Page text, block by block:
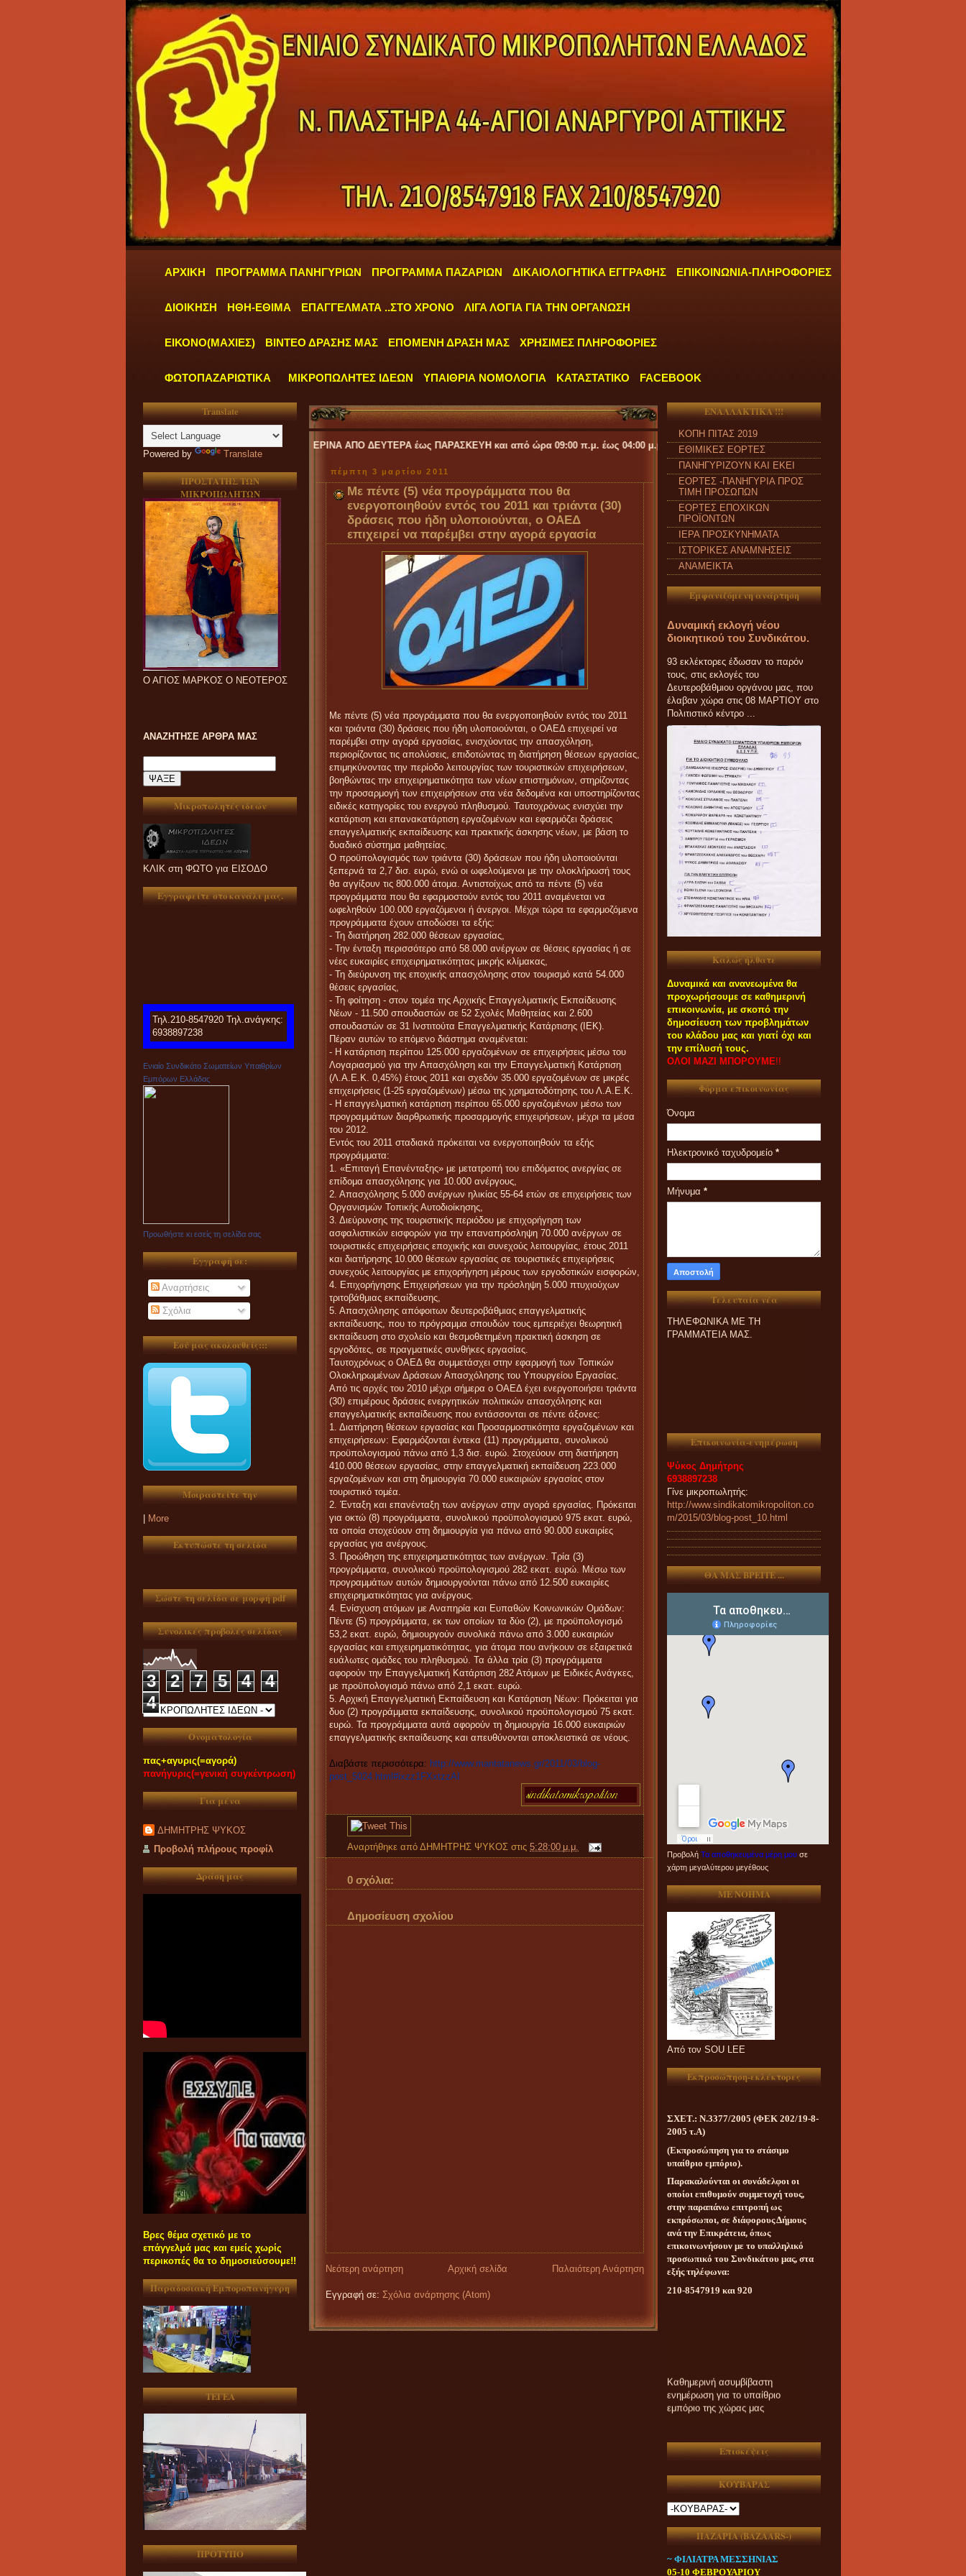
ΑΡΧΙΚΗ ΠΡΟΓΡΑΜΜΑ ΠΑΝΗΓΥΡΙΩΝ ΠΡΟΓΡΑΜΜΑ ΠΑΖΑΡΙΩΝ ΔΙΚΑΙΟΛΟΓΗΤΙΚΑ ΕΓΓΡΑΦΗΣ ΕΠΙΚΟΙΝΩΝΙΑ-ΠΛΗΡΟΦΟΡΙΕΣ
ΔΙΟΙΚΗΣΗ ΗΘΗ-ΕΘΙΜΑ ΕΠΑΓΓΕΛΜΑΤΑ ..ΣΤΟ ΧΡΟΝΟ ΛΙΓΑ ΛΟΓΙΑ ΓΙΑ ΤΗΝ ΟΡΓΑΝΩΣΗ
ΕΙΚΟΝΟ(ΜΑΧΙΕΣ) ΒΙΝΤΕΟ ΔΡΑΣΗΣ ΜΑΣ ΕΠΟΜΕΝΗ ΔΡΑΣΗ ΜΑΣ ΧΡΗΣΙΜΕΣ ΠΛΗΡΟΦΟΡΙΕΣ
ΦΩΤΟΠΑΖΑΡΙΩΤΙΚΑ ΜΙΚΡΟΠΩΛΗΤΕΣ ΙΔΕΩΝ ΥΠΑΙΘΡΙΑ ΝΟΜΟΛΟΓΙΑ ΚΑΤΑΣΤΑΤΙΚΟ FACEBOOK
Translate
Powered by Translate
ΠΡΟΣΤΑΤΗΣ ΤΩΝ
ΜΙΚΡΟΠΩΛΗΤΩΝ
Ο ΑΓΙΟΣ ΜΑΡΚΟΣ Ο ΝΕΟΤΕΡΟΣ
ΑΝΑΖΗΤΗΣΕ ΑΡΘΡΑ ΜΑΣ
Μικροπωλητές ιδεών
ΚΛΙΚ στη ΦΩΤΟ για ΕΙΣΟΔΟ
Εγγραφείτε στο κανάλι μας.
Τηλ.210-8547920 Τηλ.ανάγκης:
6938897238
Ενιαίο Συνδικάτο Σωματείων Υπαιθρίων
Εμπόρων Ελλάδας
Προωθήστε κι εσείς τη σελίδα σας
Εγγραφή σε:
Αναρτήσεις
Σχόλια
Εσύ μας ακολουθείς:::
Μοιραστείτε την
More
Εκτυπώστε τη σελίδα
Σώστε τη σελίδα σε μορφή pdf
Συνολικές προβολές σελίδας
3 2 7 5 4
4
4
Ονοματολογία
πας+αγυρις(=αγορά)
πανήγυρις(=γενική συγκέντρωση)
Για μένα
ΔΗΜΗΤΡΗΣ ΨΥΚΟΣ
Προβολή πλήρους προφίλ
Δράση μας
Βρες θέμα σχετικό με το
επάγγελμά μας και εμείς χωρίς
περικοπές θα το δημοσιεύσουμε!!
Παραδοσιακή Εμποροπανήγυρη
ΤΕΓΕΑ
ΠΡΟΤΥΠΟ
ΤΑ ΓΡΑΦΕΙΑ ΜΑΣ ΛΕΙΤΟΥΡΓΟΥΝ ΚΑΘΗΜΕΡΙΝΑ ΑΠΟ ΔΕΥΤΕΡΑ έως ΠΑΡΑΣΚΕΥΗ και από ώρα 09:00 π.μ. έως 04:00 μ.μ.''
πέμπτη 3 μαρτίου 2011
Με πέντε (5) νέα προγράμματα που θα
ενεργοποιηθούν εντός του 2011 και τριάντα (30)
δράσεις που ήδη υλοποιούνται, ο ΟΑΕΔ
επιχειρεί να παρέμβει στην αγορά εργασία
Με πέντε (5) νέα προγράμματα που θα ενεργοποιηθούν εντός του 2011
και τριάντα (30) δράσεις που ήδη υλοποιούνται, ο ΟΑΕΔ επιχειρεί να
παρέμβει στην αγορά εργασίας, ενισχύοντας την απασχόληση,
περιορίζοντας τις απολύσεις, επιδοτώντας τη διατήρηση θέσεων εργασίας,
επιμηκύνοντας την περίοδο λειτουργίας των τουριστικών επιχειρήσεων,
βοηθώντας την επιχειρηματικότητα των νέων επιστημόνων, στηρίζοντας
την προσαρμογή των επιχειρήσεων στα νέα δεδομένα και υποστηρίζοντας
ειδικές κατηγορίες του ενεργού πληθυσμού. Ταυτοχρόνως ενισχύει την
κατάρτιση και επανακατάρτιση εργαζομένων και εφαρμόζει δράσεις
επαγγελματικής εκπαίδευσης και πρακτικής άσκησης νέων, με βάση το
δυαδικό σύστημα μαθητείας.
Ο προϋπολογισμός των τριάντα (30) δράσεων που ήδη υλοποιούνται
ξεπερνά τα 2,7 δισ. ευρώ, ενώ οι ωφελούμενοι με την ολοκλήρωσή τους
θα αγγίξουν τις 800.000 άτομα. Αντιστοίχως από τα πέντε (5) νέα
προγράμματα που θα εφαρμοστούν εντός του 2011 αναμένεται να
ωφεληθούν 100.000 εργαζόμενοι ή άνεργοι. Μέχρι τώρα τα εφαρμοζόμενα
προγράμματα έχουν αποδώσει τα εξής:
- Τη διατήρηση 282.000 θέσεων εργασίας,
- Την ένταξη περισσότερο από 58.000 ανέργων σε θέσεις εργασίας ή σε
νέες ευκαιρίες επιχειρηματικότητας μικρής κλίμακας,
- Τη διεύρυνση της εποχικής απασχόλησης στον τουρισμό κατά 54.000
θέσεις εργασίας,
- Τη φοίτηση - στον τομέα της Αρχικής Επαγγελματικής Εκπαίδευσης
Νέων - 11.500 σπουδαστών σε 52 Σχολές Μαθητείας και 2.600
σπουδαστών σε 31 Ινστιτούτα Επαγγελματικής Κατάρτισης (ΙΕΚ).
Πέραν αυτών το επόμενο διάστημα αναμένεται:
- Η κατάρτιση περίπου 125.000 εργαζομένων σε επιχειρήσεις μέσω του
Λογαριασμού για την Απασχόληση και την Επαγγελματική Κατάρτιση
(Λ.Α.Ε.Κ. 0,45%) έτους 2011 και σχεδόν 35.000 εργαζομένων σε μικρές
επιχειρήσεις (1-25 εργαζομένων) μέσω της χρηματοδότησης του Λ.Α.Ε.Κ.
- Η επαγγελματική κατάρτιση περίπου 65.000 εργαζομένων μέσω των
προγραμμάτων διαρθρωτικής προσαρμογής επιχειρήσεων, μέχρι τα μέσα
του 2012.
Εντός του 2011 σταδιακά πρόκειται να ενεργοποιηθούν τα εξής
προγράμματα:
1. «Επιταγή Επανένταξης» με μετατροπή του επιδόματος ανεργίας σε
επίδομα απασχόλησης για 10.000 ανέργους,
2. Απασχόλησης 5.000 ανέργων ηλικίας 55-64 ετών σε επιχειρήσεις των
Οργανισμών Τοπικής Αυτοδιοίκησης,
3. Διεύρυνσης της τουριστικής περιόδου με επιχορήγηση των
ασφαλιστικών εισφορών για την επαναπρόσληψη 70.000 ανέργων σε
τουριστικές επιχειρήσεις εποχικής και συνεχούς λειτουργίας, έτους 2011
και διατήρησης 10.000 θέσεων εργασίας σε τουριστικές επιχειρήσεις
συνεχούς λειτουργίας με επιχορήγηση μέρους των εργοδοτικών εισφορών,
4. Επιχορήγησης Επιχειρήσεων για την πρόσληψη 5.000 πτυχιούχων
τριτοβάθμιας εκπαίδευσης,
5. Απασχόλησης απόφοιτων δευτεροβάθμιας επαγγελματικής
εκπαίδευσης, που το πρόγραμμα σπουδών τους εμπεριέχει θεωρητική
εκπαίδευση στο σχολείο και θεσμοθετημένη πρακτική άσκηση σε
εργοδότες, σε πραγματικές συνθήκες εργασίας.
Ταυτοχρόνως ο ΟΑΕΔ θα συμμετάσχει στην εφαρμογή των Τοπικών
Ολοκληρωμένων Δράσεων Απασχόλησης του Υπουργείου Εργασίας.
Από τις αρχές του 2010 μέχρι σήμερα ο ΟΑΕΔ έχει ενεργοποιήσει τριάντα
(30) επιμέρους δράσεις ενεργητικών πολιτικών απασχόλησης και
επαγγελματικής εκπαίδευσης που εντάσσονται σε πέντε άξονες:
1. Διατήρηση θέσεων εργασίας και Προσαρμοστικότητα εργαζομένων και
επιχειρήσεων: Εφαρμόζονται έντεκα (11) προγράμματα, συνολικού
προϋπολογισμού πάνω από 1,3 δισ. ευρώ. Στοχεύουν στη διατήρηση
410.000 θέσεων εργασίας, στην επαγγελματική εκπαίδευση 223.000
εργαζομένων και στη δημιουργία 70.000 ευκαιριών εργασίας στον
τουριστικό τομέα.
2. Ένταξη και επανένταξη των ανέργων στην αγορά εργασίας. Πρόκειται
για οκτώ (8) προγράμματα, συνολικού προϋπολογισμού 975 εκατ. ευρώ,
τα οποία στοχεύουν στη δημιουργία για πάνω από 90.000 ευκαιρίες
εργασίας για ανέργους.
3. Προώθηση της επιχειρηματικότητας των ανέργων. Τρία (3)
προγράμματα, συνολικού προϋπολογισμού 282 εκατ. ευρώ. Μέσω των
προγραμμάτων αυτών δημιουργούνται πάνω από 12.500 ευκαιρίες
επιχειρηματικότητας για ανέργους.
4. Ενίσχυση ατόμων με Αναπηρία και Ευπαθών Κοινωνικών Ομάδων:
Πέντε (5) προγράμματα, εκ των οποίων τα δύο (2), με προϋπολογισμό
53,2 εκατ. ευρώ, δημιουργούν συνολικά πάνω από 3.000 ευκαιριών
εργασίας και επιχειρηματικότητας, για άτομα που ανήκουν σε εξαιρετικά
ευάλωτες ομάδες του πληθυσμού. Τα άλλα τρία (3) προγράμματα
αφορούν την Επαγγελματική Κατάρτιση 282 Ατόμων με Ειδικές Ανάγκες,
με προϋπολογισμό πάνω από 2,1 εκατ. ευρώ.
5. Αρχική Επαγγελματική Εκπαίδευση και Κατάρτιση Νέων: Πρόκειται για
δυο (2) προγράμματα εκπαίδευσης, συνολικού προϋπολογισμού 75 εκατ.
ευρώ. Τα προγράμματα αυτά αφορούν τη δημιουργία 16.000 ευκαιριών
επαγγελματικής εκπαίδευσης και απευθύνονται αποκλειστικά σε νέους.
Διαβάστε περισσότερα: http://www.mantatanews.gr/2011/03/blog-
post_5024.html#ixzz1FXxtzzAI
Αναρτήθηκε από ΔΗΜΗΤΡΗΣ ΨΥΚΟΣ στις 5:28:00 μ.μ.
0 σχόλια:
Δημοσίευση σχολίου
Νεότερη ανάρτηση Παλαιότερη Ανάρτηση
Αρχική σελίδα
Εγγραφή σε: Σχόλια ανάρτησης (Atom)
ΕΝΑΛΛΑΚΤΙΚΑ !!!
ΚΟΠΗ ΠΙΤΑΣ 2019
ΕΘΙΜΙΚΕΣ ΕΟΡΤΕΣ
ΠΑΝΗΓΥΡΙΖΟΥΝ ΚΑΙ ΕΚΕΙ
ΕΟΡΤΕΣ -ΠΑΝΗΓΥΡΙΑ ΠΡΟΣ
ΤΙΜΗ ΠΡΟΣΩΠΩΝ
ΕΟΡΤΕΣ ΕΠΟΧΙΚΩΝ
ΠΡΟΪΟΝΤΩΝ
ΙΕΡΑ ΠΡΟΣΚΥΝΗΜΑΤΑ
ΙΣΤΟΡΙΚΕΣ ΑΝΑΜΝΗΣΕΙΣ
ΑΝΑΜΕΙΚΤΑ
Εμφανιζόμενη ανάρτηση
Δυναμική εκλογή νέου
διοικητικού του Συνδικάτου.
93 εκλέκτορες έδωσαν το παρόν
τους, στις εκλογές του
Δευτεροβάθμιου οργάνου μας, που
έλαβαν χώρα στις 08 ΜΑΡΤΙΟΥ στο
Πολιτιστικό κέντρο ...
Καλώς ήλθατε
Δυναμικά και ανανεωμένα θα
προχωρήσουμε σε καθημερινή
επικοινωνία, με σκοπό την
δημοσίευση των προβλημάτων
του κλάδου μας και γιατί όχι και
την επίλυσή τους.
ΟΛΟΙ ΜΑΖΙ ΜΠΟΡΟΥΜΕ!!
Φόρμα επικοινωνίας
Όνομα
Ηλεκτρονικό ταχυδρομείο *
Μήνυμα *
Τελευταία νέα
2023 ΠΑΡΑΚΑΛΟΥΝΤΑΙ ΟΠΩΣ
ΕΠΙΚΟΙΝΩΝΟΥΝ
ΑΠΟΚΛΕΙΣΤΙΚΑ ΚΑΙ ΜΟΝΟ
ΤΗΛΕΦΩΝΙΚΑ ΜΕ ΤΗ
ΓΡΑΜΜΑΤΕΙΑ ΜΑΣ.
Επικοινωνία-ενημέρωση
Ψύκος Δημήτρης
6938897238
Γίνε μικροπωλητής:
http://www.sindikatomikropoliton.co
m/2015/03/blog-post_10.html
ΘΑ ΜΑΣ ΒΡΕΙΤΕ ...
Προβολή Τα αποθηκευμένα μέρη μου σε
χάρτη μεγαλύτερου μεγέθους
ME NOHMA
Aπό τον SOU LEE
Εκπροσώπηση-εκλέκτορες
ΣΧΕΤ.: Ν.3377/2005 (ΦΕΚ 202/19-8-
2005 τ.Α)
(Εκπροσώπηση για το στάσιμο
υπαίθριο εμπόριο).
Παρακαλούνται οι συνάδελφοι οι
οποίοι επιθυμούν συμμετοχή τους,
στην παραπάνω επιτροπή ως
εκπρόσωποι, σε διάφορους Δήμους
ανά την Επικράτεια, όπως
επικοινωνήσουν με το υπαλληλικό
προσωπικό του Συνδικάτου μας, στα
εξής τηλέφωνα:
210-8547919 και 920
ενημέρωση για το υπαίθριο
εμπόριο της χώρας μας
Επισκέψεις
ΚΟΥΒΑΡΑΣ
ΠΑΖΑΡΙΑ (ΒAZAARS-)
~ ΦΙΛΙΑΤΡΑ ΜΕΣΣΗΝΙΑΣ
05-10 ΦΕΒΡΟΥΑΡΙΟΥ